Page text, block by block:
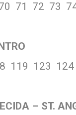
71 72 73
119 123
– ST.